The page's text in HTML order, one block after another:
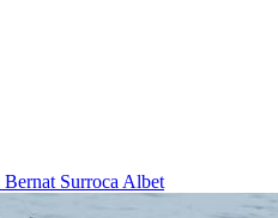
Bernat Surroca Albet